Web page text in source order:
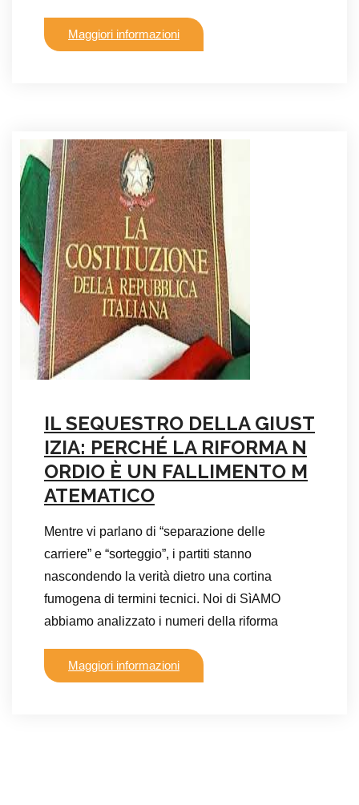
Maggiori informazioni
IL SEQUESTRO DELLA GIUST
IZIA: PERCHÉ LA RIFORMA N
ORDIO È UN FALLIMENTO M
ATEMATICO
Mentre vi parlano di “separazione delle
carriere” e “sorteggio”, i partiti stanno
nascondendo la verità dietro una cortina
fumogena di termini tecnici. Noi di SìAMO
abbiamo analizzato i numeri della riforma
Maggiori informazioni